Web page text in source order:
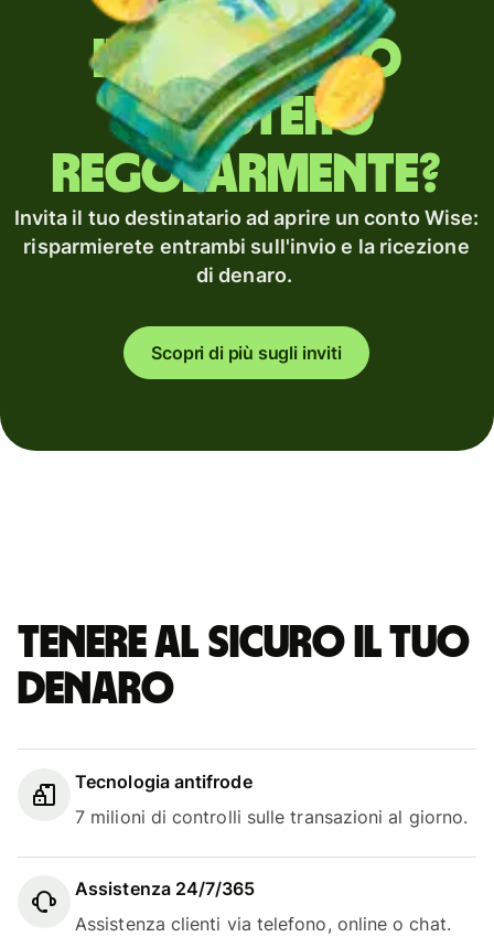
Invii denaro
all'estero
regolarmente?
Invita il tuo destinatario ad aprire un conto Wise:
risparmierete entrambi sull'invio e la ricezione
di denaro.
Scopri di più sugli inviti
Tenere al sicuro il tuo
denaro
Tecnologia antifrode
7 milioni di controlli sulle transazioni al giorno.
Assistenza 24/7/365
Assistenza clienti via telefono, online o chat.